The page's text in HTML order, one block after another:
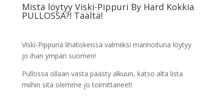
Mistä löytyy Viski-Pippuri By Hard Kokkia
PULLOSSA?! Täältä!
Viski-Pippuria lihatiskeissä valmiiksi marinoituna löytyy
jo ihan ympäri suomen!
Pullossa ollaan vasta päästy alkuun, katso alta lista
miihin sitä olemme jo toimittaneet!